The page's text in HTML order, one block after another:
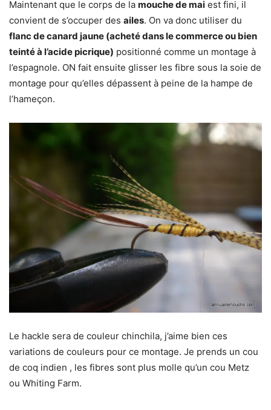
Maintenant que le corps de la mouche de mai est fini, il
convient de s’occuper des ailes. On va donc utiliser du
flanc de canard jaune (acheté dans le commerce ou bien
teinté à l’acide picrique) positionné comme un montage à
l’espagnole. ON fait ensuite glisser les fibre sous la soie de
montage pour qu’elles dépassent à peine de la hampe de
l’hameçon.
Le hackle sera de couleur chinchila, j’aime bien ces
variations de couleurs pour ce montage. Je prends un cou
de coq indien , les fibres sont plus molle qu’un cou Metz
ou Whiting Farm.